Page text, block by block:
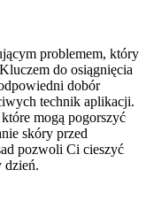
problemem, który
do osiągnięcia
dobór
technik aplikacji.
mogą pogorszyć
skóry przed
pozwoli Ci cieszyć
dzień.